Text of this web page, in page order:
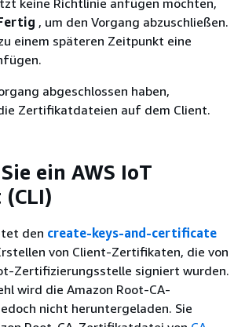
, um den Vorgang abzuschließen.
einem späteren Zeitpunkt eine
abgeschlossen haben,
Zertifikatdateien auf dem Client.
ein AWS IoT
den create-keys-and-certificate
von Client-Zertifikaten, die von
Zertifizierungsstelle signiert wurden.
wird die Amazon Root-CA-
nicht heruntergeladen. Sie